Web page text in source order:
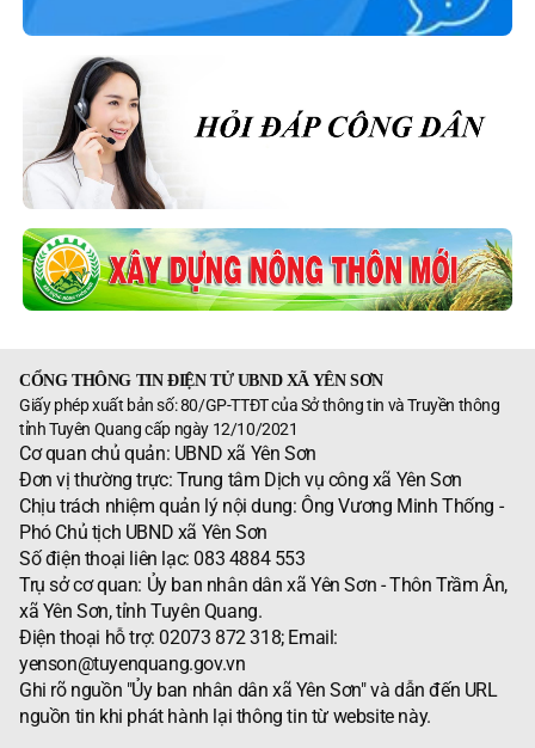
CỔNG THÔNG TIN ĐIỆN TỬ UBND XÃ YÊN SƠN
Giấy phép xuất bản số: 80/GP-TTĐT của Sở thông tin và Truyền thông
tỉnh Tuyên Quang cấp ngày 12/10/2021
Cơ quan chủ quản: UBND xã Yên Sơn
Đơn vị thường trực: Trung tâm Dịch vụ công xã Yên Sơn
Chịu trách nhiệm quản lý nội dung: Ông Vương Minh Thống -
Phó Chủ tịch UBND xã Yên Sơn
Số điện thoại liên lạc: 083 4884 553
Trụ sở cơ quan: Ủy ban nhân dân xã Yên Sơn - Thôn Trầm Ân,
xã Yên Sơn, tỉnh Tuyên Quang.
Điện thoại hỗ trợ: 02073 872 318; Email:
yenson@tuyenquang.gov.vn
Ghi rõ nguồn "Ủy ban nhân dân xã Yên Sơn" và dẫn đến URL
nguồn tin khi phát hành lại thông tin từ website này.